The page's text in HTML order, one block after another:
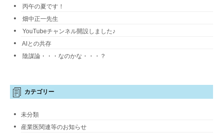
丙午の夏です！
畑中正一先生
YouTubeチャンネル開設しました♪
AIとの共存
陰謀論・・・なのかな・・・？
カテゴリー
未分類
産業医関連等のお知らせ